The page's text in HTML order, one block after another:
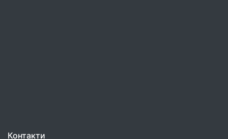
Контакти